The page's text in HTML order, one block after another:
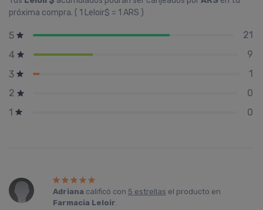
próxima compra. ( 1 Leloir$ = 1 ARS )
5
21
4
9
3
1
2
0
1
0
Adriana calificó con 5 estrellas el producto en
Farmacia Leloir.